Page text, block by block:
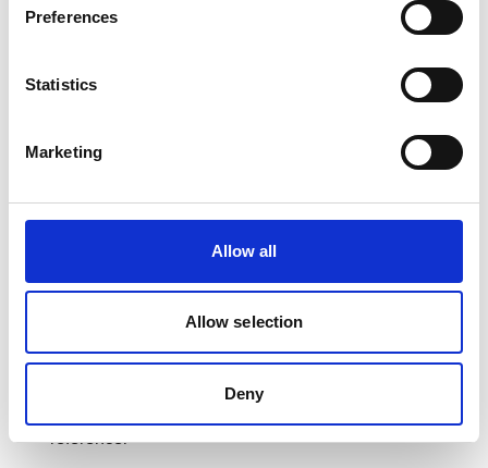
Preferences
Statistics
Marketing
Allow all
Allow selection
Deny
(tømrer-, snedker) opgaver så forventningerne til det
Klikher
Står du og mangler rådgivning eller søger du blot
information til dit næste byggeprojekt? Så tøv ikke,
varetage alverdens spørgsmål fra alt til
materialevalg, pris til opførelsen af byggeriet. Vi
garanterer en løsning med afsæt i nytænkning, og
"referencer"